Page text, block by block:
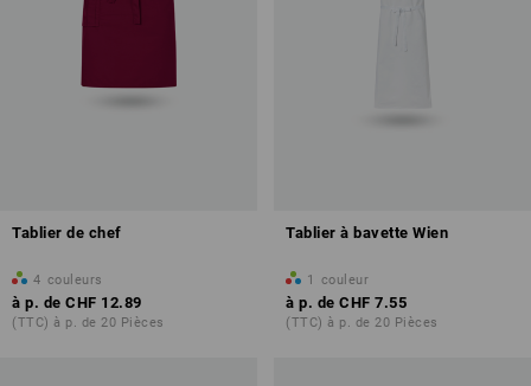
Tablier de chef
4 couleurs
à p. de CHF 12.89
(TTC) à p. de 20 Pièces
Tablier à bavette Wien
1 couleur
à p. de CHF 7.55
(TTC) à p. de 20 Pièces